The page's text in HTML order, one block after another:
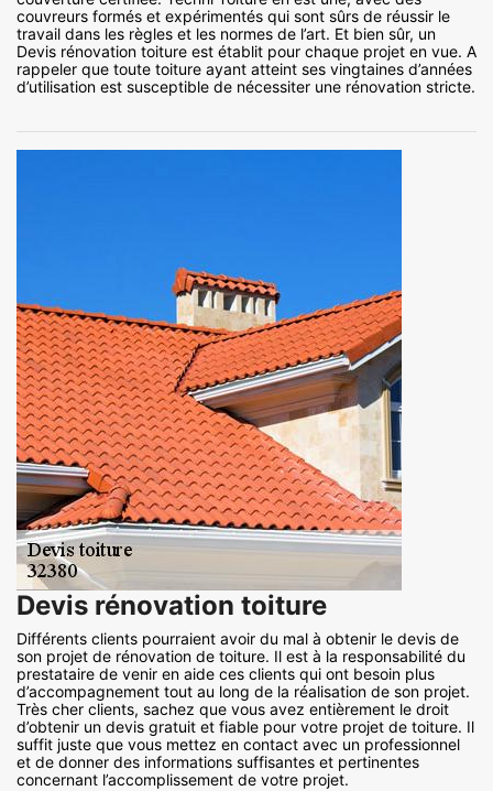
couvreurs formés et expérimentés qui sont sûrs de réussir le
travail dans les règles et les normes de l’art. Et bien sûr, un
Devis rénovation toiture est établit pour chaque projet en vue. A
rappeler que toute toiture ayant atteint ses vingtaines d’années
d’utilisation est susceptible de nécessiter une rénovation stricte.
Devis rénovation toiture
Différents clients pourraient avoir du mal à obtenir le devis de
son projet de rénovation de toiture. Il est à la responsabilité du
prestataire de venir en aide ces clients qui ont besoin plus
d’accompagnement tout au long de la réalisation de son projet.
Très cher clients, sachez que vous avez entièrement le droit
d’obtenir un devis gratuit et fiable pour votre projet de toiture. Il
suffit juste que vous mettez en contact avec un professionnel
et de donner des informations suffisantes et pertinentes
concernant l’accomplissement de votre projet.